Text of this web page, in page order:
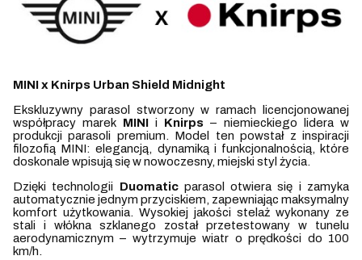
MINI x Knirps Urban Shield Midnight
Ekskluzywny parasol stworzony w ramach licencjonowanej
współpracy marek MINIi Knirps – niemieckiego lidera w
produkcji parasoli premium. Model ten powstał z inspiracji
filozofią MINI: elegancją, dynamiką i funkcjonalnością, które
doskonale wpisują się w nowoczesny, miejski styl życia.
Dzięki technologii Duomaticparasol otwiera się i zamyka
automatycznie jednym przyciskiem, zapewniając maksymalny
komfort użytkowania. Wysokiej jakości stelaż wykonany ze
stali i włókna szklanego został przetestowany w tunelu
aerodynamicznym – wytrzymuje wiatr o prędkości do 100
km/h.